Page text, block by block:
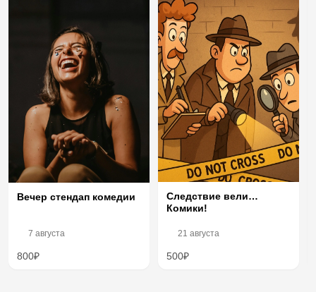
Вечер стендап комедии
7 августа
800₽
Следствие вели…
Комики!
21 августа
500₽